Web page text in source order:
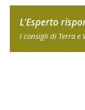
L'Esperto
I consigli di Terra e